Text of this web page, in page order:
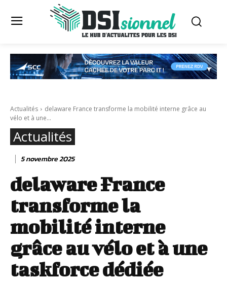
Actualités
delaware France transforme la mobilité interne grâce au
vélo et à une...
Actualités
5 novembre 2025
delaware France
transforme la
mobilité interne
grâce au vélo et à une
taskforce dédiée